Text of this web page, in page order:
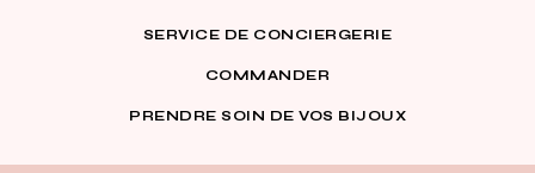
SERVICE DE CONCIERGERIE
COMMANDER
PRENDRE SOIN DE VOS BIJOUX